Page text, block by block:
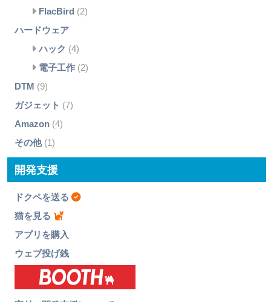
FlacBird (2)
ハードウェア
ハック (4)
電子工作(2)
DTM (9)
ガジェット (7)
Amazon(4)
その他(1)
開発支援
ドクペを送る
猫を見る
アプリを購入
ウェブ投げ銭